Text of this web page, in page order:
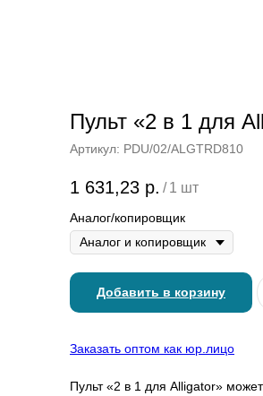
Пульт «2 в 1 для
Артикул: PDU/02/ALGTRD810
1 631,23 р. / 1 шт
Аналог/копировщик
Добавить в корзину
Заказать оптом как юр.лицо
Пульт «2 в 1 для Alligator»